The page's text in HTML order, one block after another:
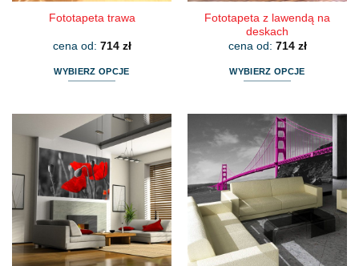
Fototapeta trawa
cena od: 714 zł
WYBIERZ OPCJE
ma
wiele
wariantów.
Opcje
można
wybrać
stronie
produktu
Fototapeta z lawendą na
deskach
cena od: 714 zł
WYBIERZ OPCJE
ma
wiele
wariantów.
Opcje
można
wybrać
na
stronie
produktu